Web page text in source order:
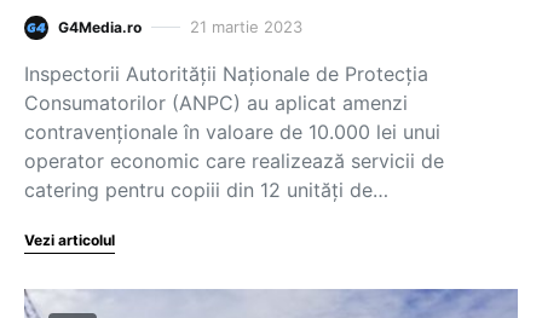
G4Media.ro 21 martie 2023
Inspectorii Autorităţii Naţionale de Protecţia
Consumatorilor (ANPC) au aplicat amenzi
contravenţionale în valoare de 10.000 lei unui
operator economic care realizează servicii de
catering pentru copiii din 12 unităţi de…
Vezi articolul